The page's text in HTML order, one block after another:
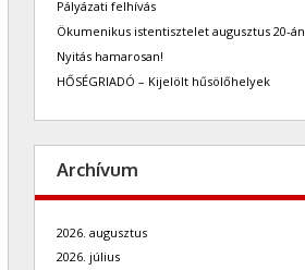
Pályázati felhívás
Ökumenikus istentisztelet augusztus 20-án
Nyitás hamarosan!
HŐSÉGRIADÓ – Kijelölt hűsölőhelyek
Archívum
2026. augusztus
2026. július